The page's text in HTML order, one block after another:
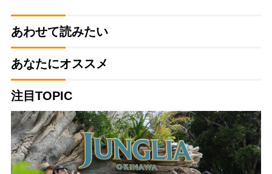
あわせて読みたい
あなたにオススメ
注目TOPIC